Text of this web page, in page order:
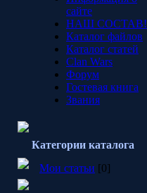
сайте
НАШ СОСТАВ!
Каталог файлов
Каталог статей
Clan Wars
Форум
Гостевая книга
Звания
Категории каталога
Мои статьи [0]